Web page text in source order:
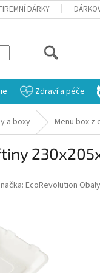
FIREMNÍ DÁRKY
HLEDAT
Zdraví a péče
a boxy Menu box z
EcoRevolution Obaly